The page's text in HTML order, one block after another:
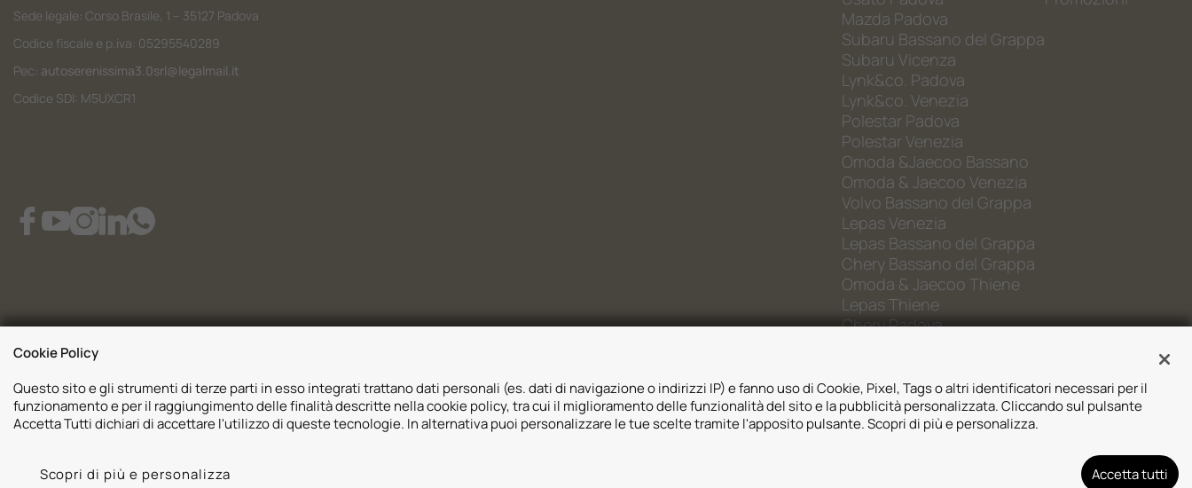
Sede legale: Corso Brasile, 1 – 35127 Padova
Codice fiscale e p.iva: 05295540289
Pec: autoserenissima3.0srl@legalmail.it
Codice SDI: M5UXCR1
Mazda Padova
Subaru Bassano del Grappa
Subaru Vicenza
Lynk&co. Padova
Lynk&co. Venezia
Polestar Padova
Polestar Venezia
Omoda &Jaecoo Bassano
Omoda & Jaecoo Venezia
Volvo Bassano del Grappa
Lepas Venezia
Lepas Bassano del Grappa
Chery Bassano del Grappa
Omoda & Jaecoo Thiene
Lepas Thiene
Chery Padova
2026 © Autoserenissima 3.0 Srl. Tutti i diritti riservati.
Cookie Policy
Questo sito e gli strumenti di terze parti in esso integrati trattano dati personali (es. dati di navigazione o indirizzi IP) e fanno uso di Cookie, Pixel, Tags o altri identificatori necessari per il
funzionamento e per il raggiungimento delle finalità descritte nella cookie policy, tra cui il miglioramento delle funzionalità del sito e la pubblicità personalizzata. Cliccando sul pulsante
Accetta Tutti dichiari di accettare l'utilizzo di queste tecnologie. In alternativa puoi personalizzare le tue scelte tramite l'apposito pulsante. Scopri di più e personalizza.
Scopri di più e personalizza Accetta tutti